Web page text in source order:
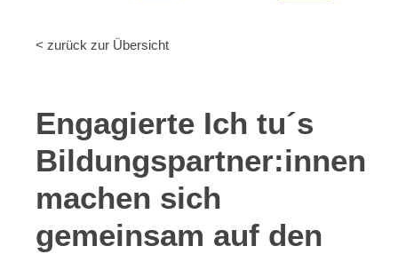
< zurück zur Übersicht
Engagierte Ich tu´s
Bildungspartner:innen
machen sich
gemeinsam auf den